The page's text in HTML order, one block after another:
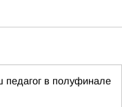
педагог в полуфинале